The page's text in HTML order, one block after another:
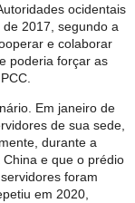
ocidentais
2017, segundo a
e colaborar
poderia forçar as
Em janeiro de
de sua sede,
durante a
e que o prédio
foram
em 2020,